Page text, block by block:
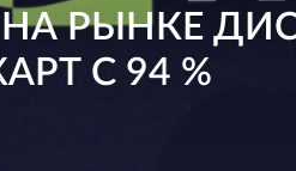
РЫНКЕ
С 94 %